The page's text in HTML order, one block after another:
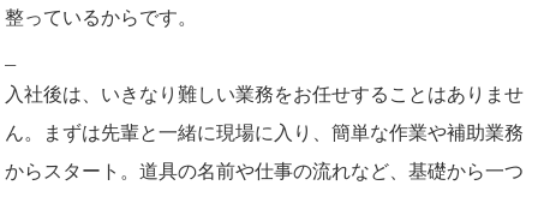
整っているからです。
入社後は、いきなり難しい業務をお任せすることはありませ
ん。まずは先輩と一緒に現場に入り、簡単な作業や補助業務
からスタート。道具の名前や仕事の流れなど、基礎から一つ